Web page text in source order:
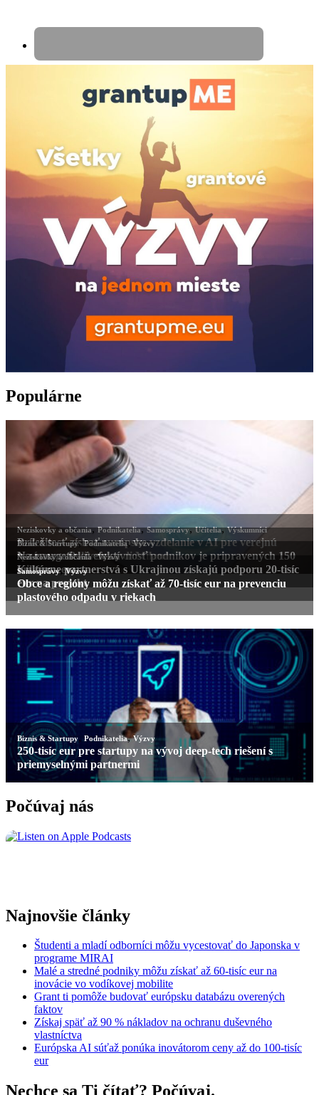
Populárne
Neziskovky a občania,Podnikatelia,Samosprávy,Učitelia,Výskumníci
Príležitosť získať európske vzdelanie v AI pre verejnú
správu na Politecnico di Milano
Biznis & Startupy,Podnikatelia,Výzvy
Na energetickú efektívnosť podnikov je pripravených 150
miliónov eur
Neziskovky a občania,Výzvy
Kultúrne partnerstvá s Ukrajinou získajú podporu 20-tisíc
eur na projekt
Samosprávy,Výzvy
Obce a regióny môžu získať až 70-tisíc eur na prevenciu
plastového odpadu v riekach
Biznis & Startupy,Podnikatelia,Výzvy
250-tisíc eur pre startupy na vývoj deep-tech riešení s
priemyselnými partnermi
Počúvaj nás
Najnovšie články
Študenti a mladí odborníci môžu vycestovať do Japonska v
programe MIRAI
Malé a stredné podniky môžu získať až 60-tisíc eur na
inovácie vo vodíkovej mobilite
Grant ti pomôže budovať európsku databázu overených
faktov
Získaj späť až 90 % nákladov na ochranu duševného
vlastníctva
Európska AI súťaž ponúka inovátorom ceny až do 100-tisíc
eur
Nechce sa Ti čítať? Počúvaj.